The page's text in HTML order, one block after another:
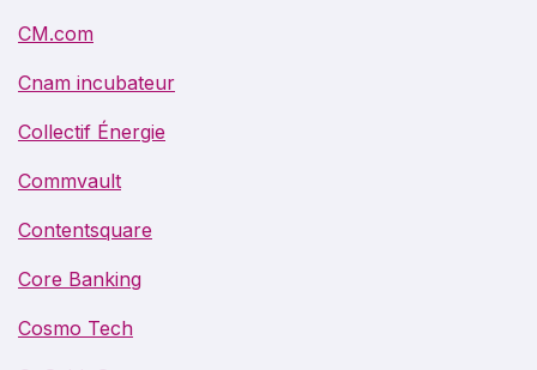
CM.com
Cnam incubateur
Collectif Énergie
Commvault
Contentsquare
Core Banking
Cosmo Tech